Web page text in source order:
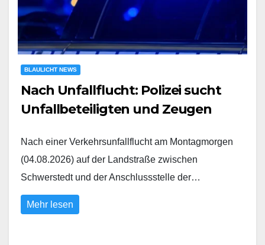
BLAULICHT NEWS
Nach Unfallflucht: Polizei sucht
Unfallbeteiligten und Zeugen
Nach einer Verkehrsunfallflucht am Montagmorgen
(04.08.2026) auf der Landstraße zwischen
Schwerstedt und der Anschlussstelle der…
Mehr lesen